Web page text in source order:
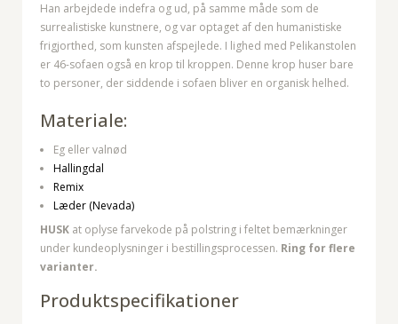
Han arbejdede indefra og ud, på samme måde som de
surrealistiske kunstnere, og var optaget af den humanistiske
frigjorthed, som kunsten afspejlede. I lighed med Pelikanstolen
er 46-sofaen også en krop til kroppen. Denne krop huser bare
to personer, der siddende i sofaen bliver en organisk helhed.
Materiale:
Eg eller valnød
Hallingdal
Remix
Læder (Nevada)
HUSK at oplyse farvekode på polstring i feltet bemærkninger
under kundeoplysninger i bestillingsprocessen. Ring for flere
varianter.
Produktspecifikationer